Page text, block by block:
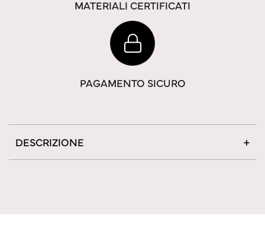
MATERIALI CERTIFICATI
PAGAMENTO SICURO
DESCRIZIONE